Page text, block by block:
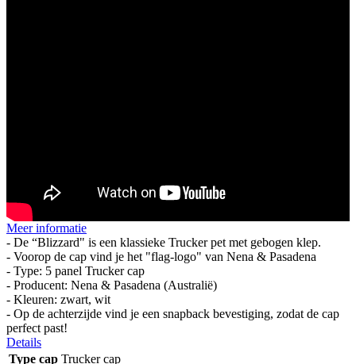
Meer informatie
- De “Blizzard" is een klassieke Trucker pet met gebogen klep.
- Voorop de cap vind je het "flag-logo" van Nena & Pasadena
- Type: 5 panel Trucker cap
- Producent: Nena & Pasadena (Australië)
- Kleuren: zwart, wit
- Op de achterzijde vind je een snapback bevestiging, zodat de cap
perfect past!
Details
Type cap Trucker cap